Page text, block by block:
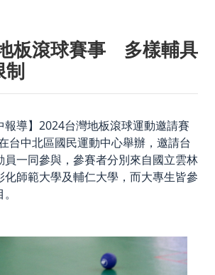
板滾球賽事 多樣輔具
制
報導】2024台灣地板滾球運動邀請賽
台中北區國民運動中心舉辦，邀請台
員一同參與，參賽者分別來自國立雲林
化師範大學及輔仁大學，而大專生皆參